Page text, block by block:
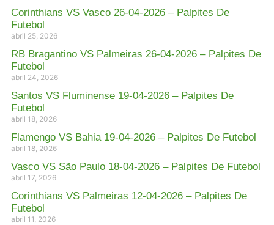
Corinthians VS Vasco 26-04-2026 – Palpites De
Futebol
abril 25, 2026
RB Bragantino VS Palmeiras 26-04-2026 – Palpites De
Futebol
abril 24, 2026
Santos VS Fluminense 19-04-2026 – Palpites De
Futebol
abril 18, 2026
Flamengo VS Bahia 19-04-2026 – Palpites De Futebol
abril 18, 2026
Vasco VS São Paulo 18-04-2026 – Palpites De Futebol
abril 17, 2026
Corinthians VS Palmeiras 12-04-2026 – Palpites De
Futebol
abril 11, 2026